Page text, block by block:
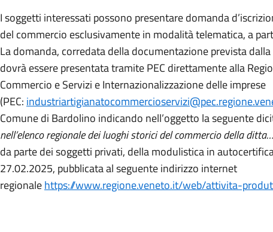
I soggetti interessati possono presentare domanda
del commercio esclusivamente in modalità telematica, a
La domanda, corredata della documentazione prevista
dovrà essere presentata tramite PEC direttamente alla
Commercio e Servizi e Internazionalizzazione delle imprese
(PEC:
Comunedi Bardolino indicando nell’oggetto la seguente
nell’elenco regionale dei luoghi storici del commercio della
da parte dei soggetti privati, della modulistica in
27.02.2025, pubblicata al seguente indirizzo internet
regionalehttps://www.regione.veneto.it/web/attivita-